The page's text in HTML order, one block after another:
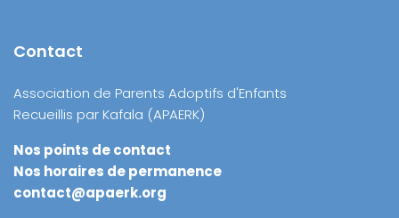
Contact
Association de Parents Adoptifs d'Enfants
Recueillis par Kafala (APAERK)
Nos points de contact
Nos horaires de permanence
contact@apaerk.org